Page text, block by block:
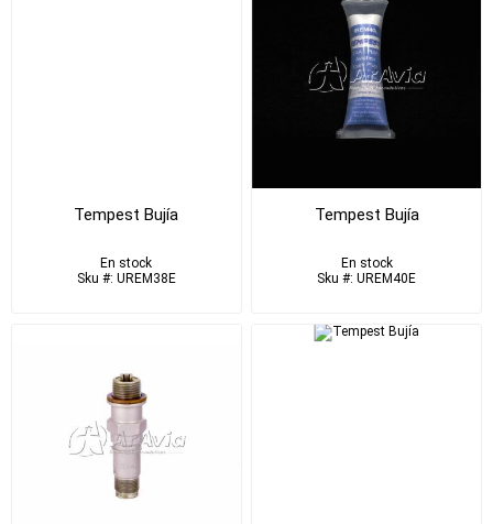
Tempest Bujía
En stock
Sku #: UREM38E
Tempest Bujía
En stock
Sku #: UREM40E